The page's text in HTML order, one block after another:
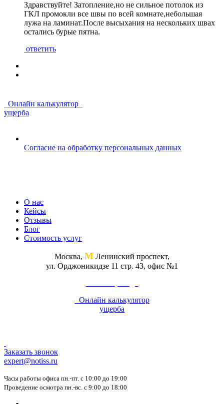
Здравствуйте! Затопление,но не сильное потолок из
ГКЛ промокли все швы по всей комнате,небольшая
лужа на ламинат.После высыхания на нескольких швах
остались бурые пятна.
ответить
Онлайн калькулятор
ущерба
Согласие на обработку персональных данных
О нас
Кейсы
Отзывы
Блог
Стоимость услуг
Москва, М Ленинский проспект,
ул. Орджоникидзе 11 стр. 43, офис №1
Онлайн калькулятор
ущерба
Заказать звонок
expert@notiss.ru
Часы работы офиса пн.-пт. с 10:00 до 19:00
Проведение осмотра пн.-вс. с 9:00 до 18:00